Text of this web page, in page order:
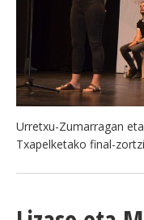
Urretxu-Zumarragan
Txapelketako final-